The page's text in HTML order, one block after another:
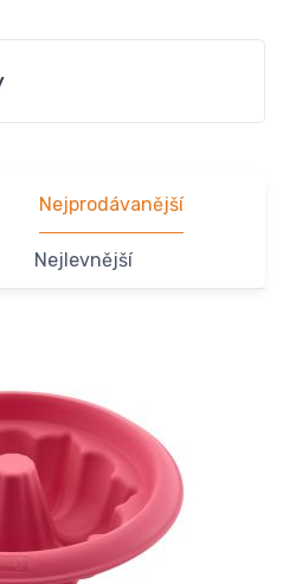
Nejprodávanější
Nejlevnější